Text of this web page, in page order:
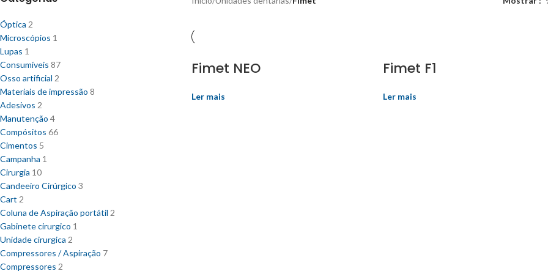
Óptica 2
Microscópios 1
Lupas 1
Consumíveis 87
Osso artificial 2
Materiais de impressão 8
Adesivos 2
Manutenção 4
Compósitos 66
Cimentos 5
Campanha 1
Cirurgia 10
Candeeiro Cirúrgico 3
Cart 2
Coluna de Aspiração portátil 2
Gabinete cirurgico 1
Unidade cirurgica 2
Compressores / Aspiração 7
Compressores 2
Fimet NEO
Ler mais
Fimet F1
Ler mais